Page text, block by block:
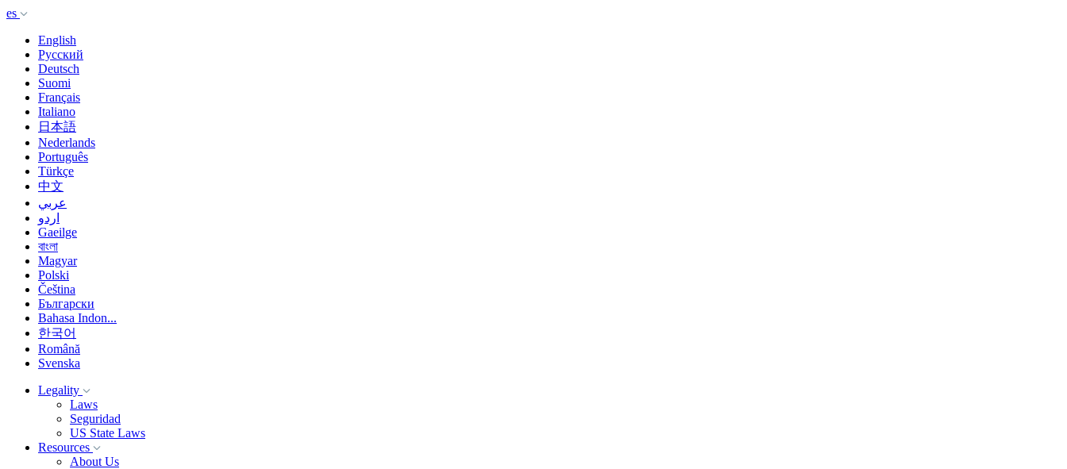
es
English
Русский
Deutsch
Suomi
Français
Italiano
日本語
Nederlands
Português
Türkçe
中文
عربي
اردو
Gaeilge
বাংলা
Magyar
Polski
Čeština
Български
Bahasa Indon...
한국어
Română
Svenska
Legality
Laws
Seguridad
US State Laws
Resources
About Us